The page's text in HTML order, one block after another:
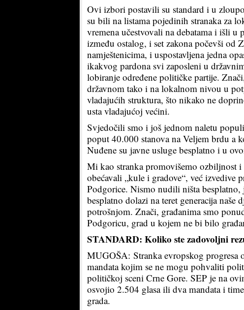
Ovi izbori postavili su standard i u
su bili na listama pojedinih stranaka za
vremena učestvovali na debatama i išli
između ostalog, i set zakona počevši od
namještenicima, i uspostavljena jedna
ikakvog pardona svi zaposleni u
lobiranje određene političke partije.
državnom tako i na lokalnom nivou u
vladajućih struktura, što nikako ne
usta vladajućoj većini.
Svjedočili smo i još jednom naletu
poput 40.000 stanova na Veljem brdu a
Nuđene su javne usluge besplatno i u
Mi kao stranka promovišemo ozbiljnost
obećavali „kule i gradove“, već izvedive
Podgorice. Nismo nudili ništa besplatno,
besplatno dolazi na teret generacija
potrošnjom. Znači, građanima smo
Podgoricu, grad u kojem ne bi bilo
STANDARD: Koliko ste zadovoljni
MUGOŠA: Stranka evropskog
mandata kojim se ne mogu pohvaliti
političkoj sceni Crne Gore. SEP je na
osvojio 2.504 glasa ili dva mandata i
grada.